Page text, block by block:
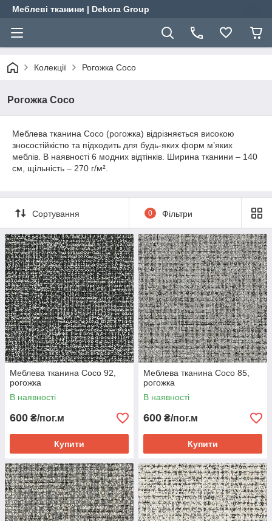
Меблеві тканини | Dekora Group
Колекції Рогожка Coco
Рогожка Coco
Меблева тканина Coco (рогожка) відрізняється високою
зносостійкістю та підходить для будь-яких форм м’яких
меблів. В наявності 6 модних відтінків. Ширина тканини – 140
см, щільність – 270 г/м².
Сортування 0 Фільтри
Меблева тканина Coco 92,
рогожка
В наявності
600 ₴/пог.м
Купити
Меблева тканина Coco 85,
рогожка
В наявності
600 ₴/пог.м
Купити